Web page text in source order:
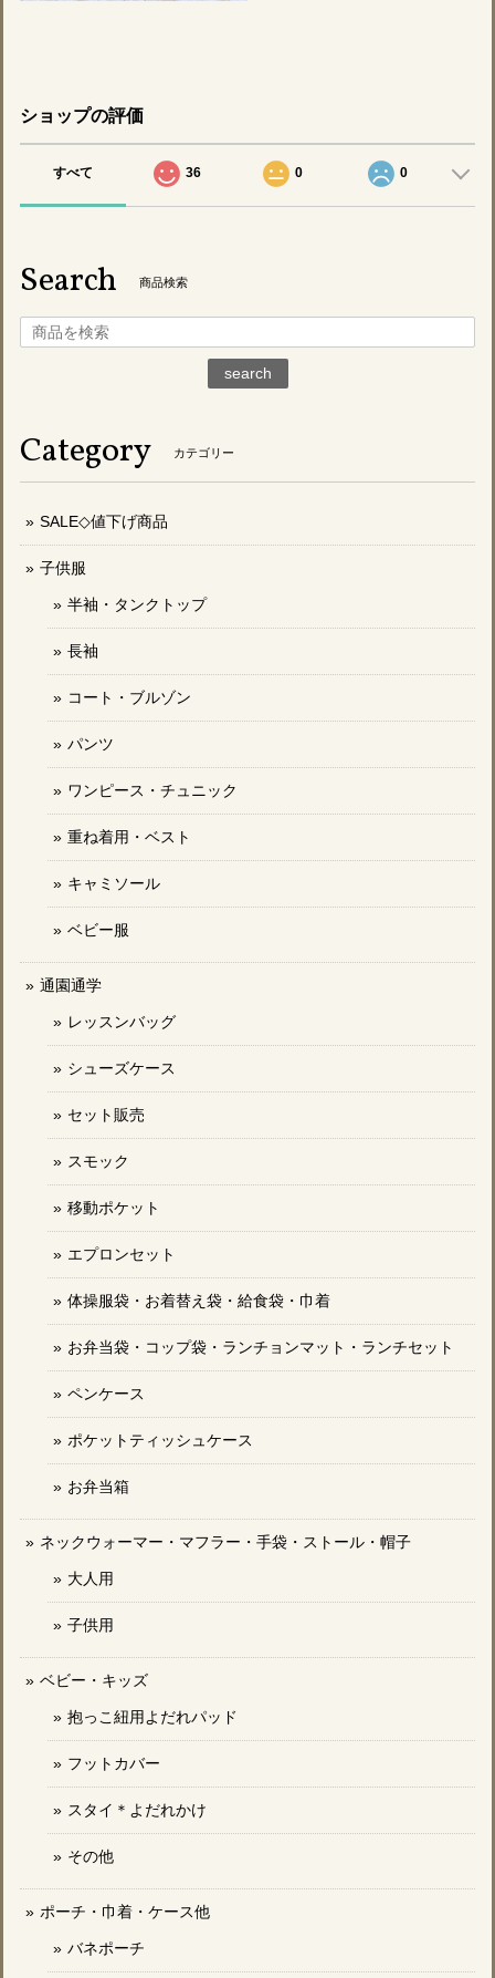
ショップの評価
すべて 36 0 0
Search 商品検索
search
Category カテゴリー
SALE◇値下げ商品
子供服
半袖・タンクトップ
長袖
コート・ブルゾン
パンツ
ワンピース・チュニック
重ね着用・ベスト
キャミソール
ベビー服
通園通学
レッスンバッグ
シューズケース
セット販売
スモック
移動ポケット
エプロンセット
体操服袋・お着替え袋・給食袋・巾着
お弁当袋・コップ袋・ランチョンマット・ランチセット
ペンケース
ポケットティッシュケース
お弁当箱
ネックウォーマー・マフラー・手袋・ストール・帽子
大人用
子供用
ベビー・キッズ
抱っこ紐用よだれパッド
フットカバー
スタイ＊よだれかけ
その他
ポーチ・巾着・ケース他
バネポーチ